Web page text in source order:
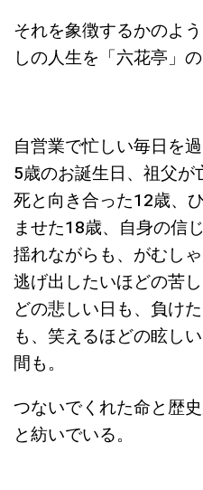
それを象徴するかのよ
しの人生を「六花亭」
自営業で忙しい毎日を
5歳のお誕生日、祖父が
死と向き合った12歳、
ませた18歳、自身の信
揺れながらも、がむし
逃げ出したいほどの苦
どの悲しい日も、負け
も、笑えるほどの眩し
間も。
つないでくれた命と歴
と紡いでいる。